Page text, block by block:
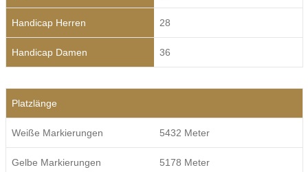
Handicap Herren 28
Handicap Damen 36
Platzlänge
Weiße Markierungen 5432 Meter
Gelbe Markierungen 5178 Meter